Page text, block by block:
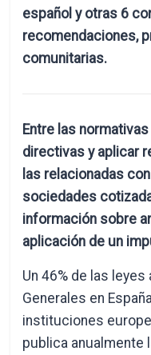
español y otras 6
recomendaciones,
comunitarias.
Entre las
directivas y aplicar
las relacionadas
sociedades
información sobre
aplicación de un
Un 46% de las
Generales en
instituciones
publica anualmente